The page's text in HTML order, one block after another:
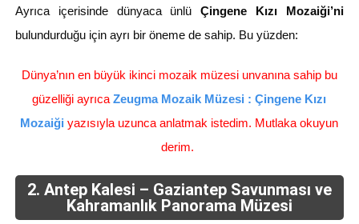
Ayrıca içerisinde dünyaca ünlüÇingene Kızı Mozaiği’ni
bulundurduğu için ayrı bir öneme de sahip. Bu yüzden:
Dünya’nın en büyük ikinci mozaik müzesi unvanına sahip bu
güzelliği ayrıcaZeugma Mozaik Müzesi : Çingene Kızı
Mozaiği yazısıyla uzunca anlatmak istedim. Mutlaka okuyun
derim.
2. Antep Kalesi – Gaziantep Savunması ve
Kahramanlık Panorama Müzesi